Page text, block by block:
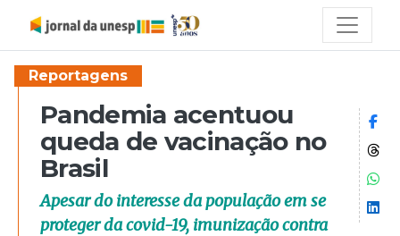
Reportagens
Pandemia acentuou
queda de vacinação no
Brasil
Apesar do interesse da população em se
proteger da covid-19, imunização contra